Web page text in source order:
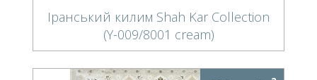
Іранський килим Shah Kar Collection
(Y-009/8001 cream)